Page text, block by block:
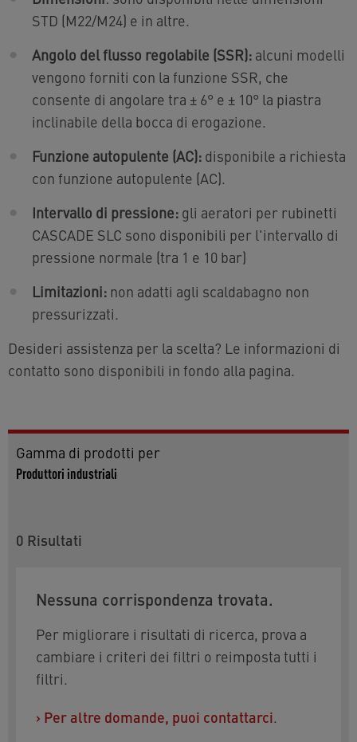
STD (M22/M24) e in altre.
Angolo del flusso regolabile (SSR): alcuni modelli
vengono forniti con la funzione SSR, che
consente di angolare tra ± 6° e ± 10° la piastra
inclinabile della bocca di erogazione.
Funzione autopulente (AC): disponibile a richiesta
con funzione autopulente (AC).
Intervallo di pressione: gli aeratori per rubinetti
CASCADE SLC sono disponibili per l'intervallo di
pressione normale (tra 1 e 10 bar)
Limitazioni: non adatti agli scaldabagno non
pressurizzati.
Desideri assistenza per la scelta? Le informazioni di
contatto sono disponibili in fondo alla pagina.
Gamma di prodotti per
Produttori industriali
0 Risultati
Nessuna corrispondenza trovata.
Per migliorare i risultati di ricerca, prova a
cambiare i criteri dei filtri o reimposta tutti i
filtri.
› Per altre domande, puoi contattarci.